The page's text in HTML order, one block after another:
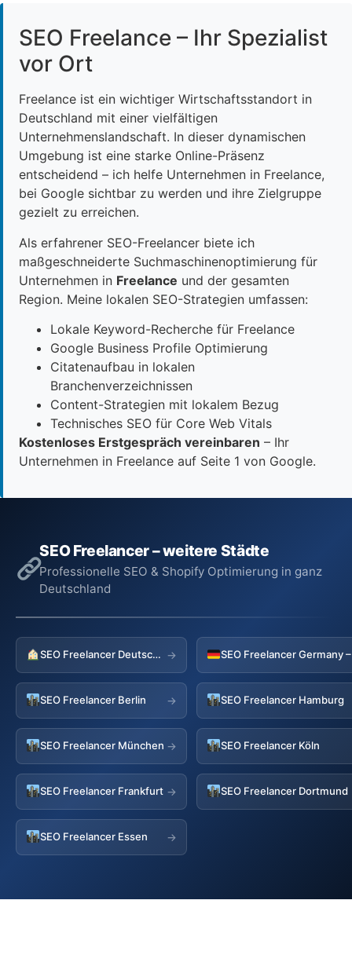
SEO Freelance – Ihr Spezialist
vor Ort
Freelance ist ein wichtiger Wirtschaftsstandort in
Deutschland mit einer vielfältigen
Unternehmenslandschaft. In dieser dynamischen
Umgebung ist eine starke Online-Präsenz
entscheidend – ich helfe Unternehmen in Freelance,
bei Google sichtbar zu werden und ihre Zielgruppe
gezielt zu erreichen.
Als erfahrener SEO-Freelancer biete ich
maßgeschneiderte Suchmaschinenoptimierung für
Unternehmen in Freelance und der gesamten
Region. Meine lokalen SEO-Strategien umfassen:
Lokale Keyword-Recherche für Freelance
Google Business Profile Optimierung
Citatenaufbau in lokalen
Branchenverzeichnissen
Content-Strategien mit lokalem Bezug
Technisches SEO für Core Web Vitals
Kostenloses Erstgespräch vereinbaren – Ihr
Unternehmen in Freelance auf Seite 1 von Google.
SEO Freelancer – weitere Städte
Professionelle SEO & Shopify Optimierung in ganz
Deutschland
SEO Freelancer Deutschland →
SEO Freelancer Berlin → SEO Freelancer Hamburg
SEO Freelancer München → SEO Freelancer Köln
SEO Freelancer Frankfurt → SEO Freelancer Dortmund
SEO Freelancer Essen →